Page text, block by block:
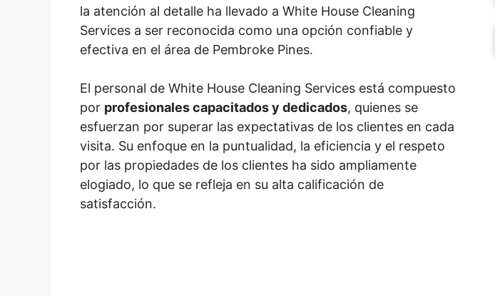
la atención al detalle ha llevado a White House Cleaning
Services a ser reconocida como una opción confiable y
efectiva en el área de Pembroke Pines.
El personal de White House Cleaning Services está compuesto
por profesionales capacitados y dedicados, quienes se
esfuerzan por superar las expectativas de los clientes en cada
visita. Su enfoque en la puntualidad, la eficiencia y el respeto
por las propiedades de los clientes ha sido ampliamente
elogiado, lo que se refleja en su alta calificación de
satisfacción.